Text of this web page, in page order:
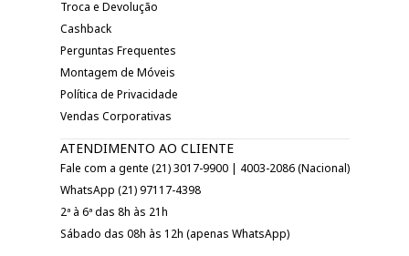
Troca e Devolução
Cashback
Perguntas Frequentes
Montagem de Móveis
Política de Privacidade
Vendas Corporativas
ATENDIMENTO AO CLIENTE
Fale com a gente (21) 3017-9900 | 4003-2086 (Nacional)
WhatsApp (21) 97117-4398
2ª à 6ª das 8h às 21h
Sábado das 08h às 12h (apenas WhatsApp)